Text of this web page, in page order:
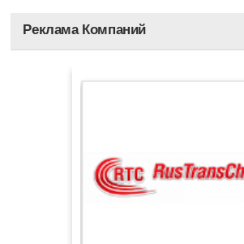
Фулфилмент
Выставки
Ярмарки
Воронежская
Реклама Компаний